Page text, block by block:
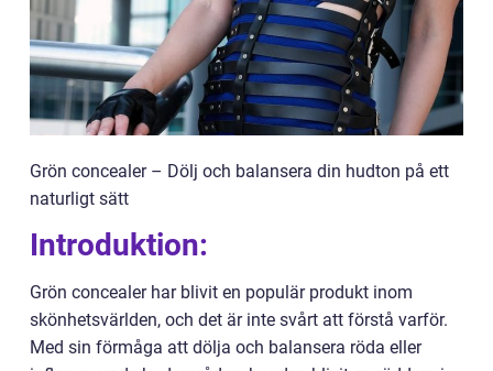
Grön concealer – Dölj och balansera din hudton på ett
naturligt sätt
Introduktion:
Grön concealer har blivit en populär produkt inom
skönhetsvärlden, och det är inte svårt att förstå varför.
Med sin förmåga att dölja och balansera röda eller